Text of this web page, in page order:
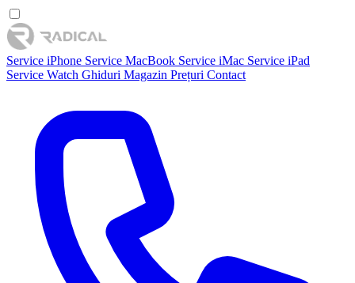
Service iPhone Service MacBook Service iMac Service iPad
Service Watch Ghiduri Magazin Prețuri Contact